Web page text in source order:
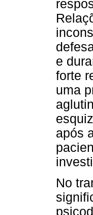
e
forte
uma
após
No